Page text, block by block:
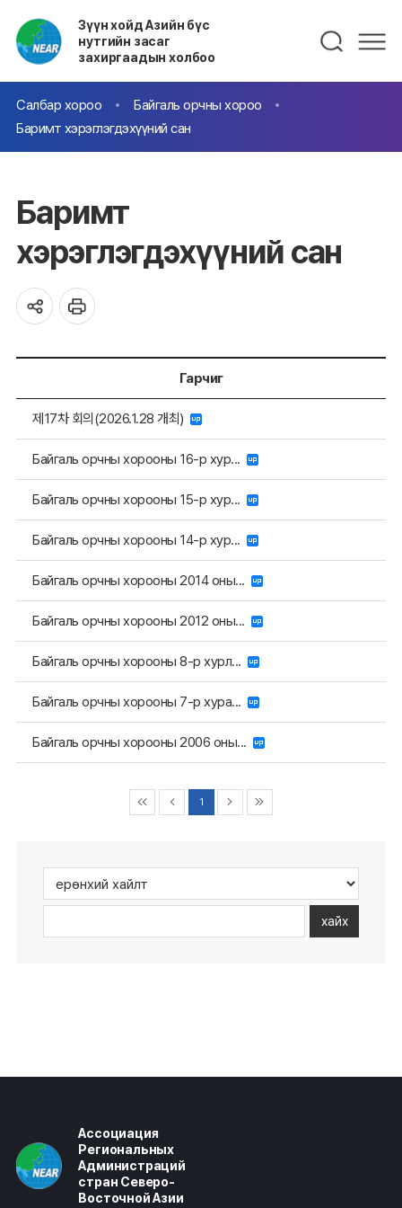
Зүүн хойд Азийн бүс
нутгийн засаг
захиргаадын холбоо
Салбар хороо
Байгаль орчны хороо
Баримт хэрэглэгдэхүүний сан
Баримт
хэрэглэгдэхүүний сан
Гарчиг
제17차 회의(2026.1.28 개최)
Байгаль орчны хорооны 16-р хур...
Байгаль орчны хорооны 15-р хур...
Байгаль орчны хорооны 14-р хур...
Байгаль орчны хорооны 2014 оны...
Байгаль орчны хорооны 2012 оны...
Байгаль орчны хорооны 8-р хурл...
Байгаль орчны хорооны 7-р хура...
Байгаль орчны хорооны 2006 оны...
1
хайх
Ассоциация
Региональных
Администраций
стран Северо-
Восточной Азии